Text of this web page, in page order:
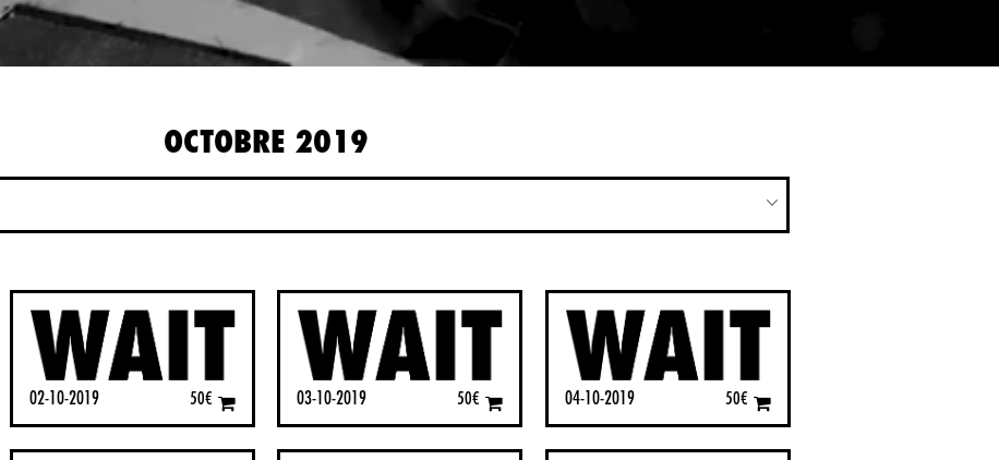
OCTOBRE 2019
02-10-2019 50€ 03-10-2019 50€ 04-10-2019 50€